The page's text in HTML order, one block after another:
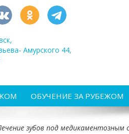
Амурского 44,
ОБУЧЕНИЕ ЗА РУБЕЖОМ
зубов под медикаментозным